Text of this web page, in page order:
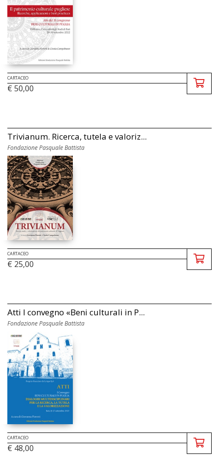
CARTACEO
€ 50,00
Trivianum. Ricerca, tutela e valoriz...
Fondazione Pasquale Battista
CARTACEO
€ 25,00
Atti I convegno «Beni culturali in P...
Fondazione Pasquale Battista
CARTACEO
€ 48,00